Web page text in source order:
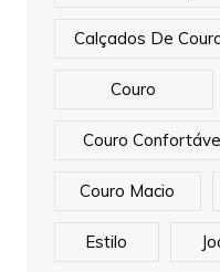
Calçados De
Couro
Couro
Couro Macio
Estilo